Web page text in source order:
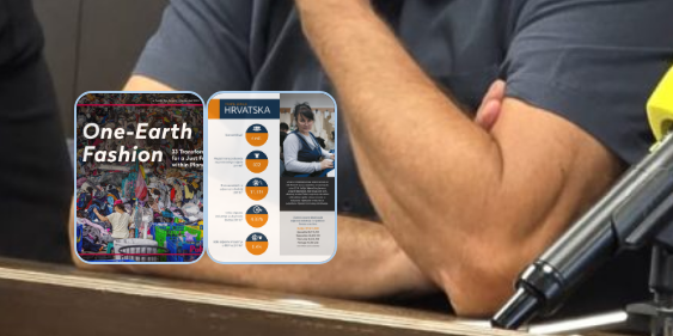
Vodič o umjetnoj
inteligenciji za
sindikate
Sindikalni
priručnik Novog
sindikata
Imamo jednu
zemlju – Brošura
Brošura o
uvjetima rada u
hrvatskoj